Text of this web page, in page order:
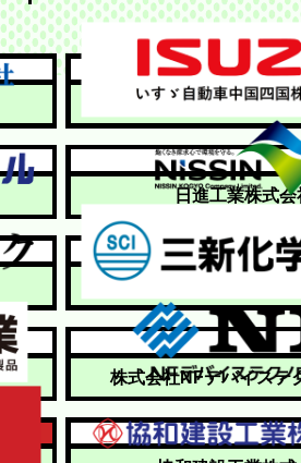
いすゞ自動車中国四国
日進工業株式会
株式会社NFデバイステ